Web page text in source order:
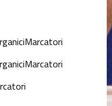
Marcatori
Marcatori